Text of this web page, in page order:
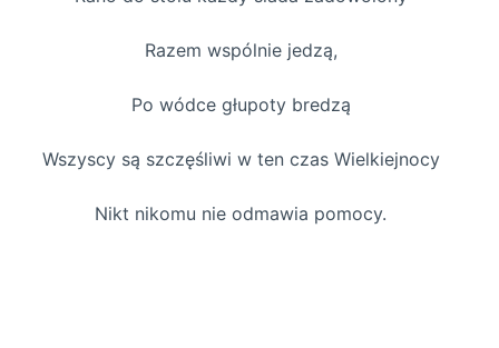
Razem wspólnie jedzą,
Po wódce głupoty bredzą
Wszyscy są szczęśliwi w ten czas Wielkiejnocy
Nikt nikomu nie odmawia pomocy.